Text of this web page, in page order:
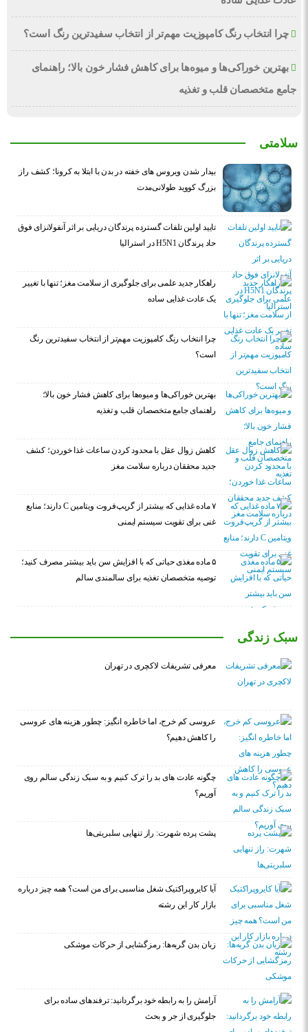
چرا انتخاب رنگ کامپوزیت مهم‌تر از انتخاب سفیدترین رنگ است؟
بهترین خوراکی‌ها و میوه‌ها برای کاهش فشار خون بالا؛ راهنمای
جامع متخصصان قلب و تغذیه
سلامتی
بیدار شدن ویروس‌ های خفته در بدن با ابتلا به کرونا؛ کشف راز
بزرگ کووید طولانی‌مدت
تایید اولین تلفات گسترده پرندگان دریایی بر اثر آنفولانزای فوق
حاد پرندگان H5N1 در استرالیا
راهکار جدید علمی برای جلوگیری از سلامت مغز؛ تنها با تغییر
یک عادت غذایی ساده
چرا انتخاب رنگ کامپوزیت مهم‌تر از انتخاب سفیدترین رنگ
است؟
بهترین خوراکی‌ها و میوه‌ها برای کاهش فشار خون بالا؛
راهنمای جامع متخصصان قلب و تغذیه
کاهش زوال عقل با محدود کردن ساعات غذا خوردن؛ کشف
جدید محققان درباره سلامت مغز
۷ ماده غذایی که بیشتر از گریپ‌فروت ویتامین C دارند؛ منابع
غنی برای تقویت سیستم ایمنی
۵ ماده مغذی حیاتی که با افزایش سن باید بیشتر مصرف کنید؛
توصیه متخصصان تغذیه برای سالمندی سالم
سبک زندگی
معرفی تشریفات لاکچری در تهران
عروسی کم خرج، اما خاطره انگیز: چطور هزینه های عروسی
را کاهش دهیم؟
چگونه عادت‌ های بد را ترک کنیم و به سبک زندگی سالم روی
آوریم؟
پشت پرده شهرت: راز تنهایی سلبریتی‌ها
آیا کایروپراکتیک شغل مناسبی برای من است؟ همه چیز درباره
بازار کار این رشته
زبان بدن گربه‌ها: رمزگشایی از حرکات موشکی
آرامش را به رابطه خود برگردانید: ترفندهای ساده برای
جلوگیری از جر و بحث